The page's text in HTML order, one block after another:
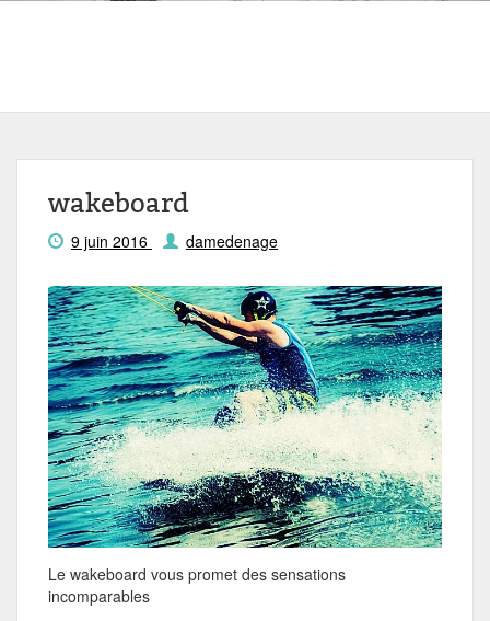
wakeboard
9 juin 2016 damedenage
Le wakeboard vous promet des sensations
incomparables